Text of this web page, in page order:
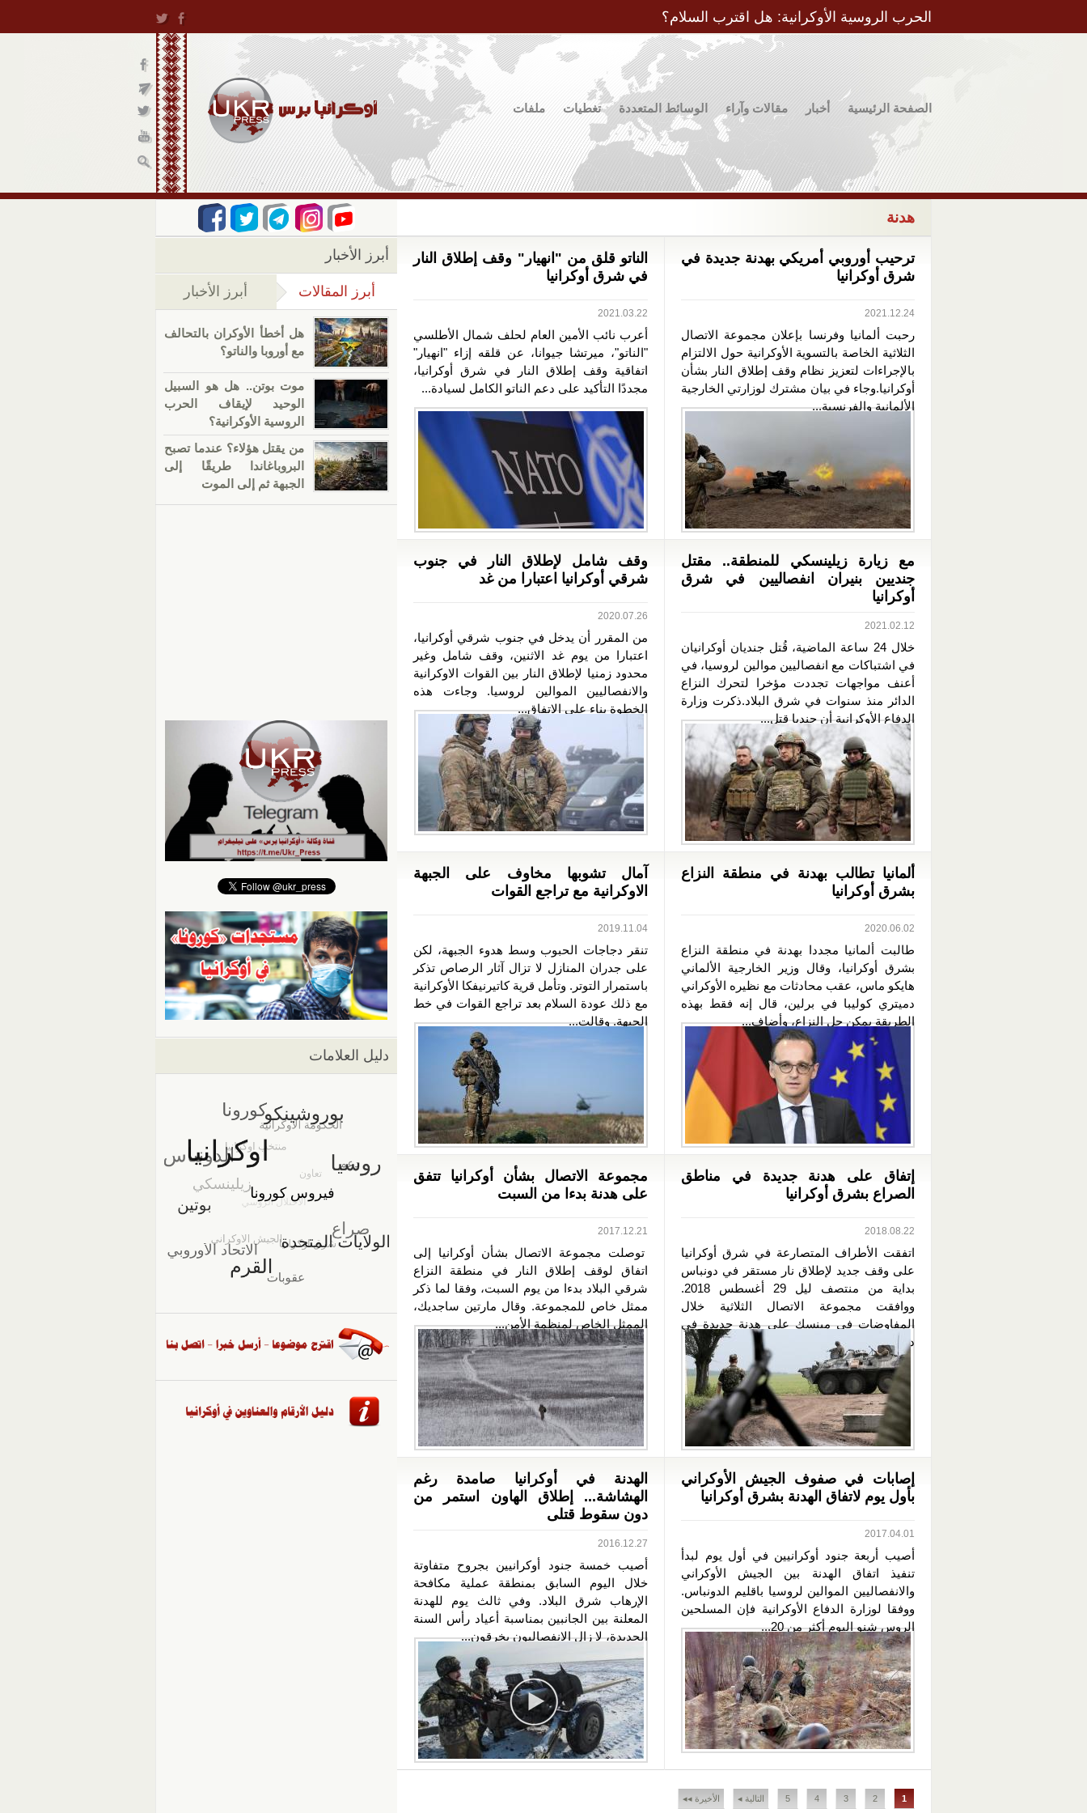
الحرب الروسية الأوكرانية: هل اقترب السلام؟
الصفحة الرئيسية أخبار مقالات وآراء الوسائط المتعددة تغطيات ملفات
هدنة
ترحيب أوروبي أمريكي بهدنة جديدة في
شرق أوكرانيا
2021.12.24
رحبت ألمانيا وفرنسا بإعلان مجموعة الاتصال
الثلاثية الخاصة بالتسوية الأوكرانية حول الالتزام
بالإجراءات لتعزيز نظام وقف إطلاق النار بشأن
أوكرانيا.وجاء في بيان مشترك لوزارتي الخارجية
الألمانية والفرنسية...
الناتو قلق من "انهيار" وقف إطلاق النار
في شرق أوكرانيا
2021.03.22
أعرب نائب الأمين العام لحلف شمال الأطلسي
"الناتو"، ميرتشا جيوانا، عن قلقه إزاء "انهيار"
اتفاقية وقف إطلاق النار في شرق أوكرانيا،
مجددًا التأكيد على دعم الناتو الكامل لسيادة...
مع زيارة زيلينسكي للمنطقة.. مقتل
جنديين بنيران انفصاليين في شرق
أوكرانيا
2021.02.12
خلال 24 ساعة الماضية، قُتل جنديان أوكرانيان
في اشتباكات مع انفصاليين موالين لروسيا، في
أعنف مواجهات تجددت مؤخرا لتحرك النزاع
الدائر منذ سنوات في شرق البلاد.ذكرت وزارة
الدفاع الأوكرانية أن جنديا قتل...
وقف شامل لإطلاق النار في جنوب
شرقي أوكرانيا اعتبارا من غد
2020.07.26
من المقرر أن يدخل في جنوب شرقي أوكرانيا،
اعتبارا من يوم غد الاثنين، وقف شامل وغير
محدود زمنيا لإطلاق النار بين القوات الاوكرانية
والانفصاليين الموالين لروسيا. وجاءت هذه
الخطوة بناء على الاتفاق...
ألمانيا تطالب بهدنة في منطقة النزاع
بشرق أوكرانيا
2020.06.02
طالبت ألمانيا مجددا بهدنة في منطقة النزاع
بشرق أوكرانيا، وقال وزير الخارجية الألماني
هايكو ماس، عقب محادثات مع نظيره الأوكراني
دميتري كوليبا في برلين، قال إنه فقط بهذه
الطريقة يمكن حل النزاع، وأضاف...
آمال تشوبها مخاوف على الجبهة
الاوكرانية مع تراجع القوات
2019.11.04
تنقر دجاجات الحبوب وسط هدوء الجبهة، لكن
على جدران المنازل لا تزال آثار الرصاص تذكر
باستمرار التوتر. وتأمل قرية كاتيرنيفكا الأوكرانية
مع ذلك عودة السلام بعد تراجع القوات في خط
الجبهة. وقالت...
إتفاق على هدنة جديدة في مناطق
الصراع بشرق أوكرانيا
2018.08.22
اتفقت الأطراف المتصارعة في شرق أوكرانيا
على وقف جديد لإطلاق نار مستقر في دونباس
بداية من منتصف ليل 29 أغسطس 2018.
ووافقت مجموعة الاتصال الثلاثية خلال
المفاوضات في مينسك على هدنة جديدة في
دونباس ،...
مجموعة الاتصال بشأن أوكرانيا تتفق
على هدنة بدءا من السبت
2017.12.21
توصلت مجموعة الاتصال بشأن أوكرانيا إلى
اتفاق لوقف إطلاق النار في منطقة النزاع
شرقي البلاد بدءا من يوم السبت، وفقا لما ذكر
ممثل خاص للمجموعة. وقال مارتين ساجديك،
الممثل الخاص لمنظمة الأمن...
إصابات في صفوف الجيش الأوكراني
بأول يوم لاتفاق الهدنة بشرق أوكرانيا
2017.04.01
أصيب أربعة جنود أوكرانيين في أول يوم لبدأ
تنفيذ اتفاق الهدنة بين الجيش الأوكراني
والانفصاليين الموالين لروسيا باقليم الدونباس.
ووفقا لوزارة الدفاع الأوكرانية فإن المسلحين
الروس شنو اليوم أكثر من 20...
الهدنة في أوكرانيا صامدة رغم
الهشاشة... إطلاق الهاون استمر من
دون سقوط قتلى
2016.12.27
أصيب خمسة جنود أوكرانيين بجروح متفاوتة
خلال اليوم السابق بمنطقة عملية مكافحة
الإرهاب شرق البلاد. وفي ثالث يوم للهدنة
المعلنة بين الجانبين بمناسبة أعياد رأس السنة
الجديدة، لا زال الانفصاليون يخرقون...
الصفحات
1
2
3
4
5 التالية ◂ الأخيرة ◂◂
أبرز الأخبار
أبرز المقالات (علامة التبويب النشطة)
أبرز الأخبار
هل أخطأ الأوكران بالتحالف
مع أوروبا والناتو؟
موت بوتن.. هل هو السبيل
الوحيد لإيقاف الحرب
الروسية الأوكرانية؟
من يقتل هؤلاء؟ عندما تصبح
البروباغاندا طريقًا إلى
الجبهة ثم إلى الموت
دليل العلامات